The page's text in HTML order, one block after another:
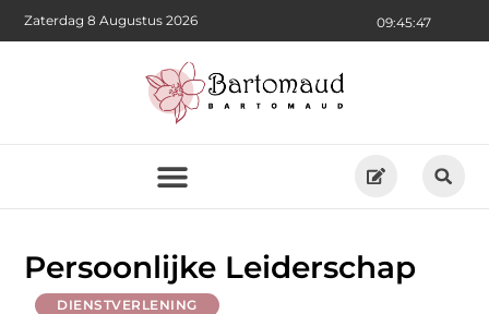
09:45:49
Zaterdag 8 Augustus 2026
Persoonlijke Leiderschap
DIENSTVERLENING